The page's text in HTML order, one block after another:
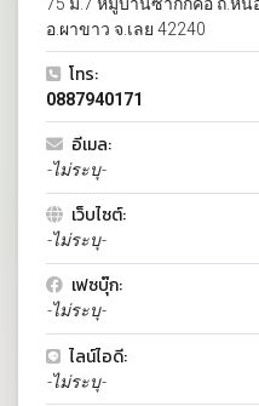
อ.ผาขาว จ.เลย 42240
โทร:
0887940171
อีเมล:
-ไม่ระบุ-
เว็บไซต์:
-ไม่ระบุ-
เฟซบุ๊ก:
-ไม่ระบุ-
ไลน์ไอดี:
-ไม่ระบุ-